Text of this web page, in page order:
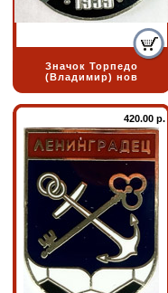
Значок Торпедо
(Владимир) нов
420.00 р.